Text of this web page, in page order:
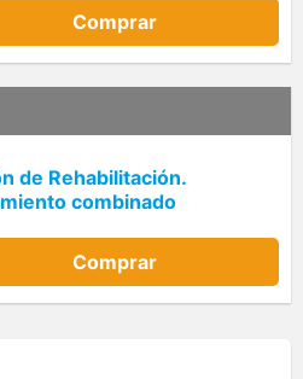
Comprar
de Rehabilitación.
combinado
Comprar